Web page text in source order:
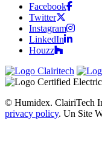
Facebook
Twitter
Instagram
LinkedIn
Houzz
© Humidex. ClairiTech
privacy policy. Un Site